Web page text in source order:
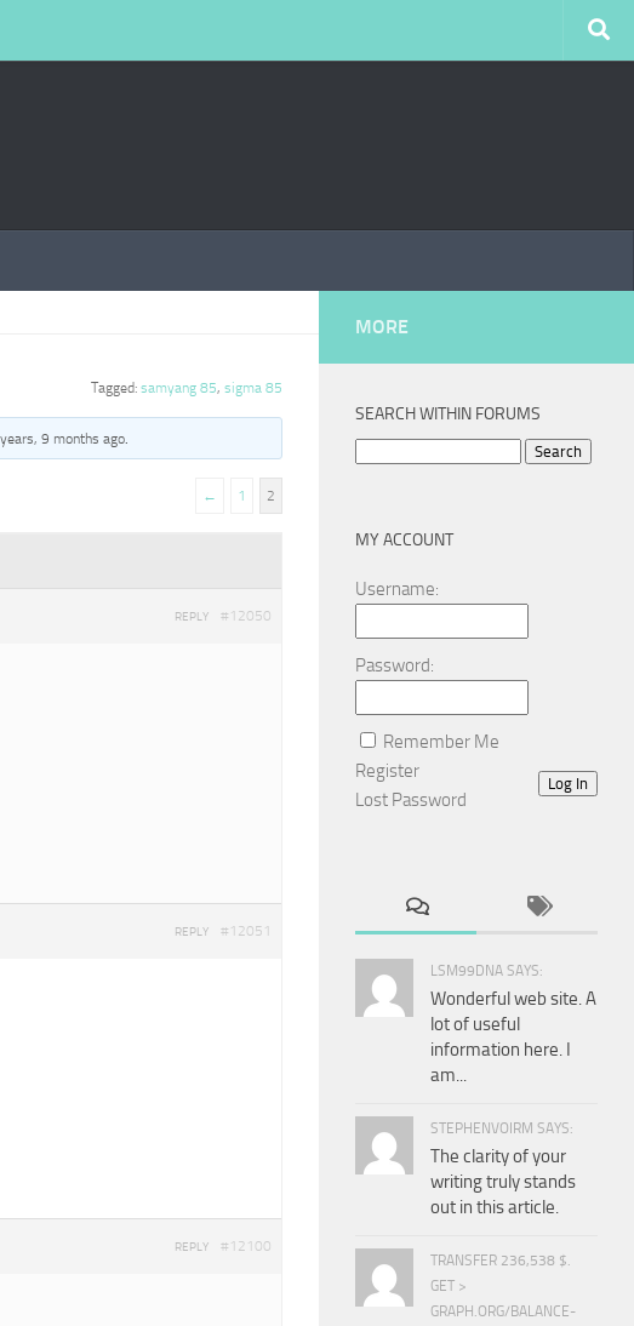
Tagged: samyang 85, sigma 85
9 months ago.
← 1 2
#12050
REPLY
#12051
REPLY
#12100
REPLY
MORE
SEARCH WITHIN FORUMS
MY ACCOUNT
Username:
Password:
Remember Me
Log In
Register
Lost Password
LSM99DNA SAYS:
Wonderful web site. A
lot of useful
information here. I
am...
STEPHENVOIRM SAYS:
The clarity of your
writing truly stands
out in this article.
TRANSFER 236,538 $.
GET >
GRAPH.ORG/BALANCE-